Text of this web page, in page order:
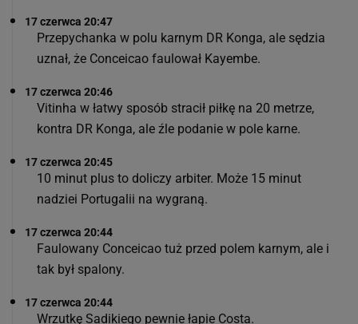
17 czerwca 20:47
Przepychanka w polu karnym DR Konga, ale sędzia
uznał, że Conceicao faulował Kayembe.
17 czerwca 20:46
Vitinha w łatwy sposób stracił piłkę na 20 metrze,
kontra DR Konga, ale źle podanie w pole karne.
17 czerwca 20:45
10 minut plus to doliczy arbiter. Może 15 minut
nadziei Portugalii na wygraną.
17 czerwca 20:44
Faulowany Conceicao tuż przed polem karnym, ale i
tak był spalony.
17 czerwca 20:44
Wrzutkę Sadikiego pewnie łapie Costa.